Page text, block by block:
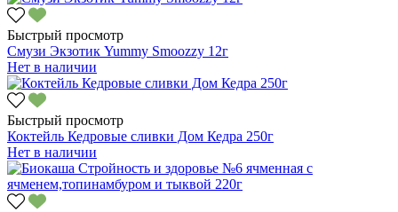
Быстрый просмотр
Смузи Экзотик Yummy Smoozzy 12г
Нет в наличии
Быстрый просмотр
Коктейль Кедровые сливки Дом Кедра 250г
Нет в наличии